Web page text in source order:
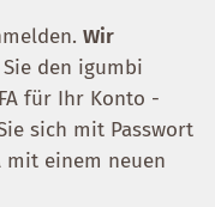
Wir
den igumbi
für Ihr Konto -
sich mit Passwort
mit einem neuen